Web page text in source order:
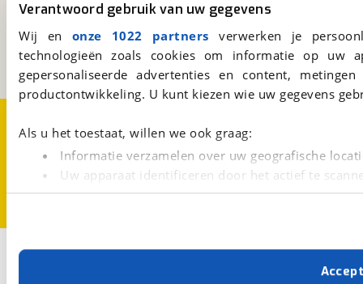
Verantwoord gebruik van uw gegevens
Wij en onze 1022 partners verwerken je
technologieën zoals cookies om informatie op
gepersonaliseerde advertenties en content,
productontwikkeling. U kunt kiezen wie uw gegevens
Als u het toestaat, willen we ook graag:
Informatie verzamelen over uw geografische
Uw apparaat identificeren door het actief te
Lees meer over hoe uw persoonlijke gegevens worden
Met cookies en vergelijkbare technieken zorgen we
cookies zorgen ervoor dat de website goed werkt.
Kosterijland15
3981 AJ
Bunnik
Een initiatief van
BOVAG
CookievoorkeurenVacatures